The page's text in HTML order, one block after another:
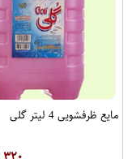
مایع ظرفشویی 4 لیتر گلی